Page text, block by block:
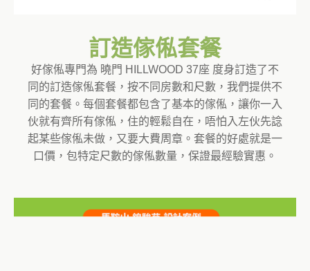
訂造傢俬套餐
好傢俬專門為 曉門 HILLWOOD 37座 度身訂造了不
同的訂造傢俬套餐，按不同房數和尺數，我們提供不
同的套餐。每個套餐都包含了基本的傢俬，讓你一入
伙就有齊所有傢俬，住的輕鬆自在，唔怕入左伙先諗
起某些傢俬未做，又要大費周章。套餐的好處就是一
口價，包特定尺數的傢俬數量，保證最經驗實惠。